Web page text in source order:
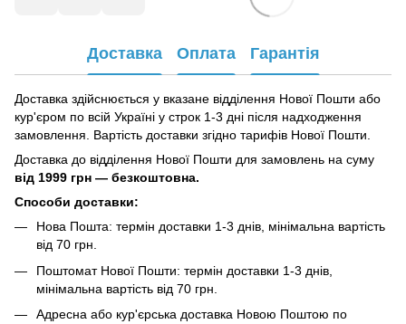
Доставка Оплата Гарантія
Доставка здійснюється у вказане відділення Нової Пошти або
кур'єром по всій Україні у строк 1-3 дні після надходження
замовлення. Вартість доставки згідно тарифів Нової Пошти.
Доставка до відділення Нової Пошти для замовлень на суму
від 1999 грн — безкоштовна.
Способи доставки:
Нова Пошта: термін доставки 1-3 днів, мінімальна вартість
від 70 грн.
Поштомат Нової Пошти: термін доставки 1-3 днів,
мінімальна вартість від 70 грн.
Адресна або кур'єрська доставка Новою Поштою по